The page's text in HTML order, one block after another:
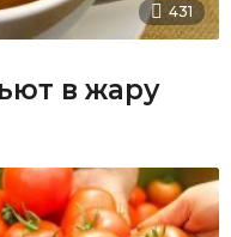
431
в жару